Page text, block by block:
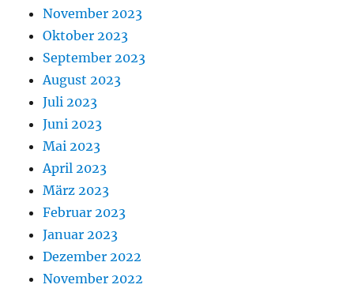
November 2023
Oktober 2023
September 2023
August 2023
Juli 2023
Juni 2023
Mai 2023
April 2023
März 2023
Februar 2023
Januar 2023
Dezember 2022
November 2022